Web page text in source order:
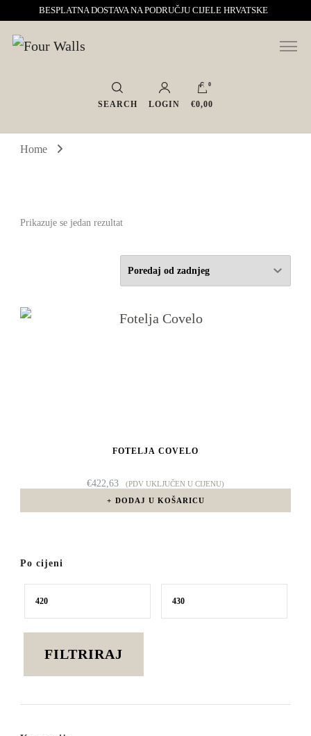
BESPLATNA DOSTAVA NA PODRUČJU CIJELE HRVATSKE
Four Walls
Sve za interijer po Vašoj mjeri. Salon namještaja, dekoracije i rasvjete.
Interijeri s karakterom
SEARCH LOGIN
0
€0,00
Home
Prikazuje se jedan rezultat
FOTELJA COVELO
€422,63
(PDV UKLJUČEN U CIJENU)
DODAJ U KOŠARICU
Po cijeni
Min Maks
FILTRIRAJ